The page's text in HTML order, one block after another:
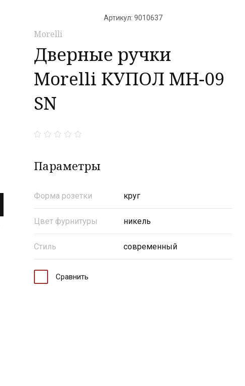
Артикул: 9010637
Morelli
Дверные ручки
Morelli КУПОЛ MH-09
SN
Параметры
Форма розетки круг
Цвет фурнитуры никель
Стиль современный
Сравнить